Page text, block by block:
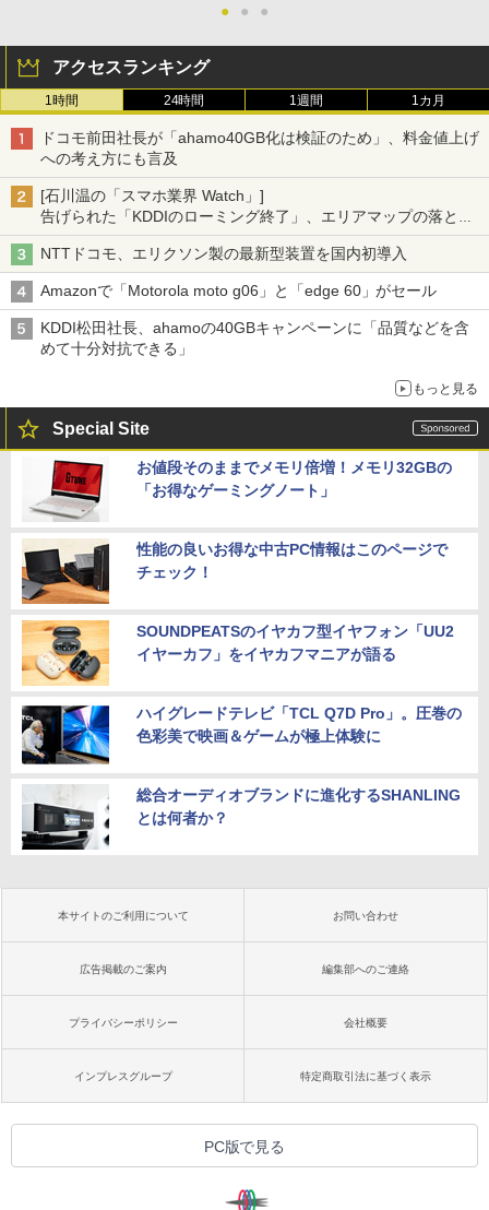
● ● ●
アクセスランキング
1時間 24時間 1週間 1カ月
ドコモ前田社長が「ahamo40GB化は検証のため」、料金値上げ
への考え方にも言及
[石川温の「スマホ業界 Watch」]
告げられた「KDDIのローミング終了」、エリアマップの落とし
穴と楽天モバイルの課題
NTTドコモ、エリクソン製の最新型装置を国内初導入
Amazonで「Motorola moto g06」と「edge 60」がセール
KDDI松田社長、ahamoの40GBキャンペーンに「品質などを含
めて十分対抗できる」
もっと見る
Special Site
お値段そのままでメモリ倍増！メモリ32GBの
「お得なゲーミングノート」
性能の良いお得な中古PC情報はこのページで
チェック！
SOUNDPEATSのイヤカフ型イヤフォン「UU2
イヤーカフ」をイヤカフマニアが語る
ハイグレードテレビ「TCL Q7D Pro」。圧巻の
色彩美で映画＆ゲームが極上体験に
総合オーディオブランドに進化するSHANLING
とは何者か？
本サイトのご利用について お問い合わせ
広告掲載のご案内 編集部へのご連絡
プライバシーポリシー 会社概要
インプレスグループ 特定商取引法に基づく表示
PC版で見る